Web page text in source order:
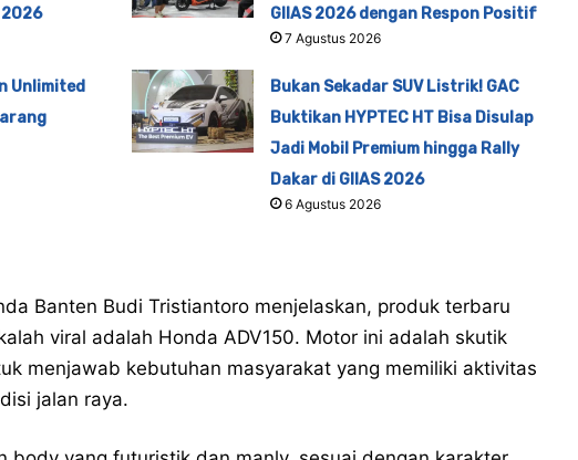
2026
GIIAS 2026 dengan Respon Positif
7 Agustus 2026
Unlimited
Bukan Sekadar SUV Listrik! GAC
Buktikan HYPTEC HT Bisa Disulap
Jadi Mobil Premium hingga Rally
Dakar di GIIAS 2026
6 Agustus 2026
Banten Budi Tristiantoro menjelaskan, produk terbaru
viral adalah Honda ADV150. Motor ini adalah skutik
menjawab kebutuhan masyarakat yang memiliki aktivitas
jalan raya.